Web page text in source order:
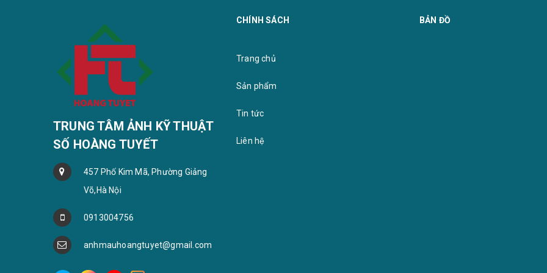
Mã khung :HQ bạc Mã khung : 806
TRUNG TÂM ẢNH KỸ THUẬT
SỐ HOÀNG TUYẾT
457 Phố Kim Mã, Phường Giảng
Võ,Hà Nội
0913004756
anhmauhoangtuyet@gmail.com
CHÍNH SÁCH
Trang chủ
Sản phẩm
Tin tức
Liên hệ
BẢN ĐỒ